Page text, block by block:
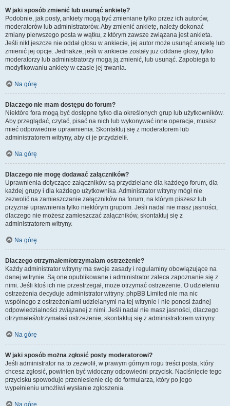
W jaki sposób zmienić lub usunąć ankietę?
Podobnie, jak posty, ankiety mogą być zmieniane tylko przez ich autorów,
moderatorów lub administratorów. Aby zmienić ankietę, należy dokonać
zmiany pierwszego posta w wątku, z którym zawsze związana jest ankieta.
Jeśli nikt jeszcze nie oddał głosu w ankiecie, jej autor może usunąć ankietę lub
zmienić jej opcje. Jednakże, jeśli w ankiecie zostały już oddane głosy, tylko
moderatorzy lub administratorzy mogą ją zmienić, lub usunąć. Zapobiega to
modyfikowaniu ankiety w czasie jej trwania.
Na górę
Dlaczego nie mam dostępu do forum?
Niektóre fora mogą być dostępne tylko dla określonych grup lub użytkowników.
Aby przeglądać, czytać, pisać na nich lub wykonywać inne operacje, musisz
mieć odpowiednie uprawnienia. Skontaktuj się z moderatorem lub
administratorem witryny, aby ci je przydzielił.
Na górę
Dlaczego nie mogę dodawać załączników?
Uprawnienia dotyczące załączników są przydzielane dla każdego forum, dla
każdej grupy i dla każdego użytkownika. Administrator witryny mógł nie
zezwolić na zamieszczanie załączników na forum, na którym piszesz lub
przyznał uprawnienia tylko niektórym grupom. Jeśli nadal nie masz jasności,
dlaczego nie możesz zamieszczać załączników, skontaktuj się z
administratorem witryny.
Na górę
Dlaczego otrzymałem/otrzymałam ostrzeżenie?
Każdy administrator witryny ma swoje zasady i regulaminy obowiązujące na
danej witrynie. Są one opublikowane i administrator zaleca zapoznanie się z
nimi. Jeśli ktoś ich nie przestrzegał, może otrzymać ostrzeżenie. O udzieleniu
ostrzeżenia decyduje administrator witryny. phpBB Limited nie ma nic
wspólnego z ostrzeżeniami udzielanymi na tej witrynie i nie ponosi żadnej
odpowiedzialności związanej z nimi. Jeśli nadal nie masz jasności, dlaczego
otrzymałeś/otrzymałaś ostrzeżenie, skontaktuj się z administratorem witryny.
Na górę
W jaki sposób można zgłosić posty moderatorowi?
Jeśli administrator na to zezwolił, w prawym górnym rogu treści posta, który
chcesz zgłosić, powinien być widoczny odpowiedni przycisk. Naciśnięcie tego
przycisku spowoduje przeniesienie cię do formularza, który po jego
wypełnieniu umożliwi wysłanie zgłoszenia.
Na górę